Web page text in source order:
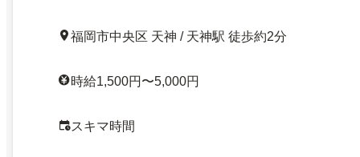
福岡市中央区 天神 / 天神駅 徒歩約2分
時給1,500円〜5,000円
スキマ時間